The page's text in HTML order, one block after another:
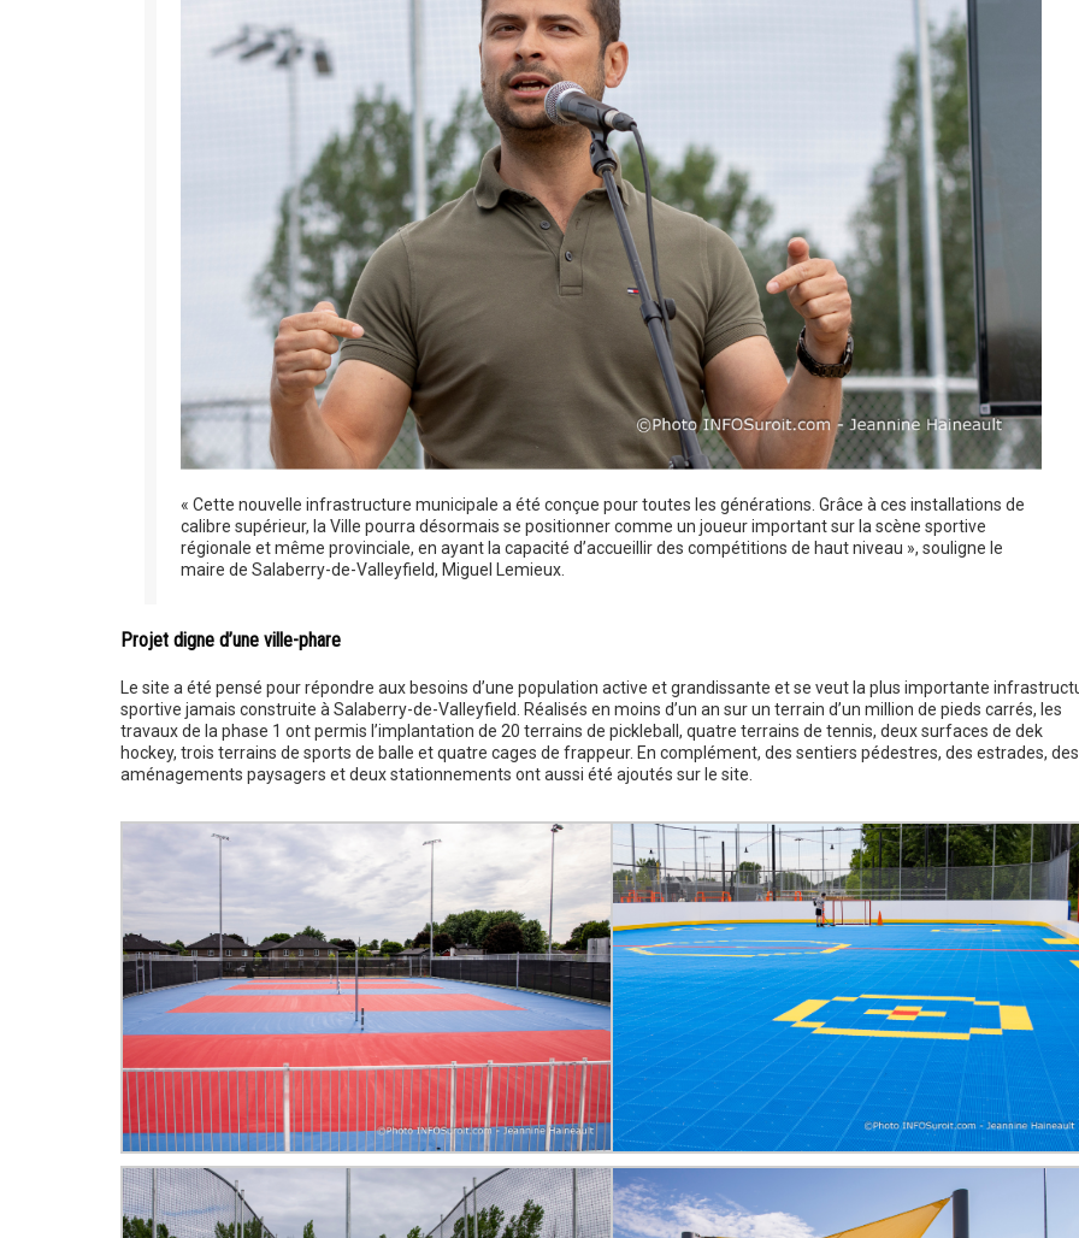
« Cette nouvelle infrastructure municipale a été conçue pour toutes les générations. Grâce à ces installations de
calibre supérieur, la Ville pourra désormais se positionner comme un joueur important sur la scène sportive
régionale et même provinciale, en ayant la capacité d’accueillir des compétitions de haut niveau », souligne le
maire de Salaberry-de-Valleyfield, Miguel Lemieux.
Projet digne d’une ville-phare
Le site a été pensé pour répondre aux besoins d’une population active et grandissante et se veut la plus importante
sportive jamais construite à Salaberry-de-Valleyfield. Réalisés en moins d’un an sur un terrain d’un million de pieds carrés, les
travaux de la phase 1 ont permis l’implantation de 20 terrains de pickleball, quatre terrains de tennis, deux surfaces de dek
hockey, trois terrains de sports de balle et quatre cages de frappeur. En complément, des sentiers pédestres, des estrades, des
aménagements paysagers et deux stationnements ont aussi été ajoutés sur le site.